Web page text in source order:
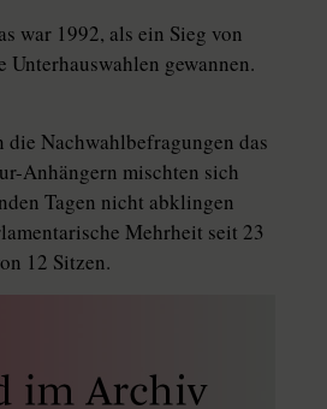
war 1992, als ein Sieg von
gewannen.
Nachwahlbefragungen das
Anhängern mischten sich
Tagen nicht abklingen
Mehrheit seit 23
12 Sitzen.